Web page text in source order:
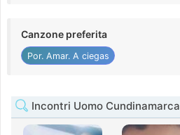
Canzone preferita
Por. Amar. A ciegas
Incontri Uomo Cundinamarca